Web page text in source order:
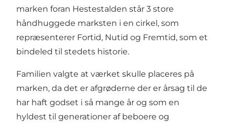
marken foran Hestestalden står 3 store
håndhuggede marksten i en cirkel, som
repræsenterer Fortid, Nutid og Fremtid, som et
bindeled til stedets historie.
Familien valgte at værket skulle placeres på
marken, da det er afgrøderne der er årsag til de
har haft godset i så mange år og som en
hyldest til generationer af beboere og